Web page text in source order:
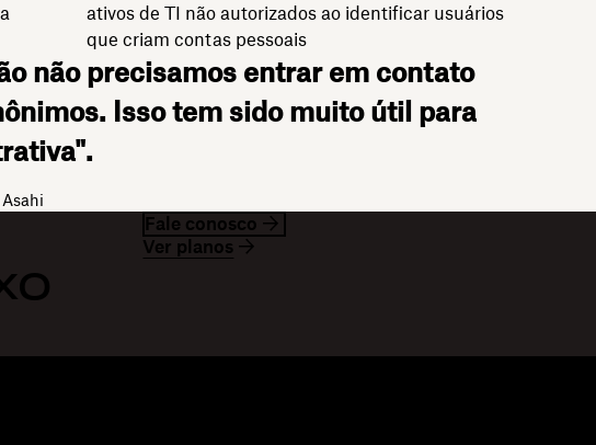
ativos de TI não autorizados ao identificar usuários
que criam contas pessoais
não precisamos entrar em contato
Isso tem sido muito útil para
Fale conosco
Ver planos